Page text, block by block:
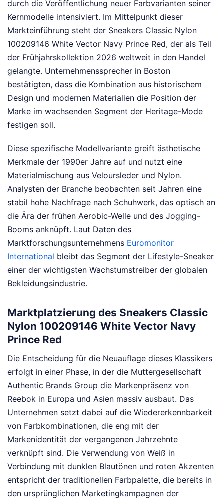
durch die Veröffentlichung neuer Farbvarianten seiner
Kernmodelle intensiviert. Im Mittelpunkt dieser
Markteinführung steht der Sneakers Classic Nylon
100209146 White Vector Navy Prince Red, der als Teil
der Frühjahrskollektion 2026 weltweit in den Handel
gelangte. Unternehmenssprecher in Boston
bestätigten, dass die Kombination aus historischem
Design und modernen Materialien die Position der
Marke im wachsenden Segment der Heritage-Mode
festigen soll.
Diese spezifische Modellvariante greift ästhetische
Merkmale der 1990er Jahre auf und nutzt eine
Materialmischung aus Veloursleder und Nylon.
Analysten der Branche beobachten seit Jahren eine
stabil hohe Nachfrage nach Schuhwerk, das optisch an
die Ära der frühen Aerobic-Welle und des Jogging-
Booms anknüpft. Laut Daten des
Marktforschungsunternehmens Euromonitor
International bleibt das Segment der Lifestyle-Sneaker
einer der wichtigsten Wachstumstreiber der globalen
Bekleidungsindustrie.
Marktplatzierung des Sneakers Classic
Nylon 100209146 White Vector Navy
Prince Red
Die Entscheidung für die Neuauflage dieses Klassikers
erfolgt in einer Phase, in der die Muttergesellschaft
Authentic Brands Group die Markenpräsenz von
Reebok in Europa und Asien massiv ausbaut. Das
Unternehmen setzt dabei auf die Wiedererkennbarkeit
von Farbkombinationen, die eng mit der
Markenidentität der vergangenen Jahrzehnte
verknüpft sind. Die Verwendung von Weiß in
Verbindung mit dunklen Blautönen und roten Akzenten
entspricht der traditionellen Farbpalette, die bereits in
den ursprünglichen Marketingkampagnen der